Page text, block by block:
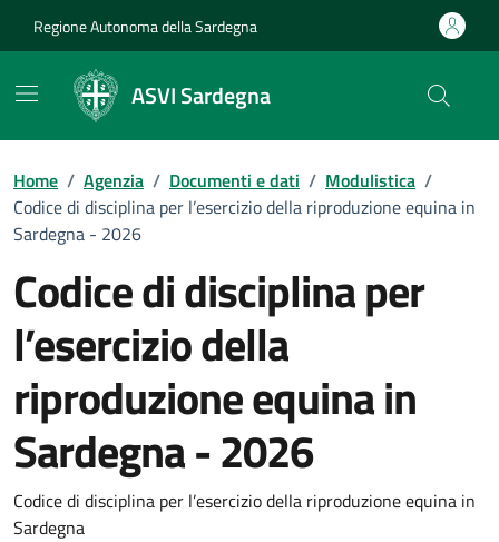
Regione Autonoma della Sardegna
ASVI Sardegna
Home / Agenzia / Documenti e dati / Modulistica /
Codice di disciplina per l’esercizio della riproduzione equina in
Sardegna - 2026
Codice di disciplina per
l’esercizio della
riproduzione equina in
Sardegna - 2026
Dettaglio del documento
Codice di disciplina per l’esercizio della riproduzione equina in
Sardegna